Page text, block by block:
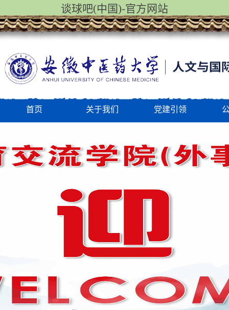
谈球吧(中国)-官方网站
首页 关于我们 党建引领